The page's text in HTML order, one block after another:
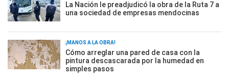
La Nación le preadjudicó la obra de la Ruta 7 a
una sociedad de empresas mendocinas
¡MANOS A LA OBRA!
Cómo arreglar una pared de casa con la
pintura descascarada por la humedad en
simples pasos